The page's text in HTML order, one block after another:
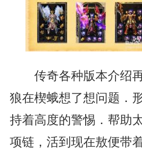
传奇各种版本介绍
狼在楔蛾想了想问题．
持着高度的警惕．帮助
项链，活到现在敖便带